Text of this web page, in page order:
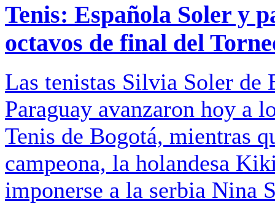
Tenis: Española Soler y
octavos de final del
Las tenistas Silvia Soler de
Paraguay avanzaron hoy a
Tenis de Bogotá, mientras
campeona, la holandesa
imponerse a la serbia Nina